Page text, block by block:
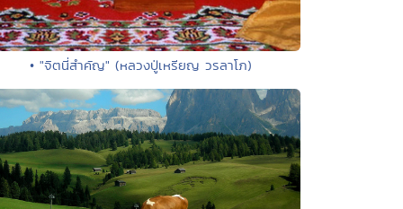
• "จิตนี่สำคัญ" (หลวงปู่เหรียญ วรลาโภ)